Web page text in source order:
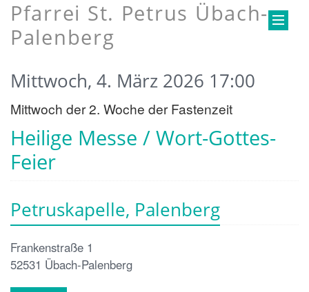
Pfarrei St. Petrus Übach-
Palenberg
Heilige Messe / Wort-Gottes-
Feier
Mittwoch, 4. März 2026 17:00
Mittwoch der 2. Woche der Fastenzeit
Petruskapelle, Palenberg
Frankenstraße 1
52531 Übach-Palenberg